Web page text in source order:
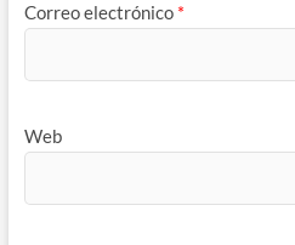
Correo electrónico *
Web